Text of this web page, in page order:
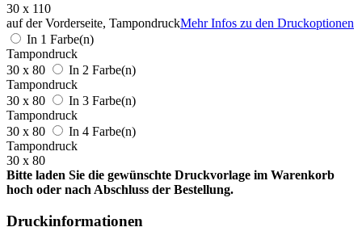
30 x 110
auf der Vorderseite, TampondruckMehr Infos zu den Druckoptionen
In 1 Farbe(n)
Tampondruck
30 x 80
In 2 Farbe(n)
Tampondruck
30 x 80
In 3 Farbe(n)
Tampondruck
30 x 80
In 4 Farbe(n)
Tampondruck
30 x 80
Bitte laden Sie die gewünschte Druckvorlage im Warenkorb
hoch oder nach Abschluss der Bestellung.
Druckinformationen